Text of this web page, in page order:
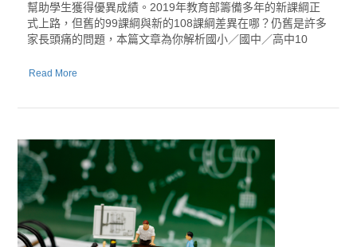
幫助學生獲得優異成績。2019年教育部籌備多年的新課綱正
式上路，但舊的99課綱與新的108課綱差異在哪？仍舊是許多
家長頭痛的問題，本篇文章為你解析國小／國中／高中10
Read More